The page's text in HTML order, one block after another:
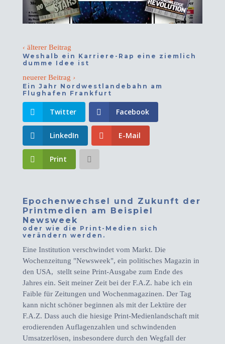
‹ älterer Beitrag
Weshalb ein Karriere-Rap eine ziemlich
dumme Idee ist
neuerer Beitrag ›
Ein Jahr Nordwestlandebahn am
Flughafen Frankfurt
Twitter Facebook
LinkedIn E-Mail
Print
Epochenwechsel und Zukunft der
Printmedien am Beispiel
Newsweek
oder wie die Print-Medien sich
verändern werden.
Eine Institution verschwindet vom Markt. Die
Wochenzeitung "Newsweek", ein politisches Magazin in
den USA, stellt seine Print-Ausgabe zum Ende des
Jahres ein. Seit meiner Zeit bei der F.A.Z. habe ich ein
Faible für Zeitungen und Wochenmagazinen. Der Tag
kann nicht schöner beginnen als mit der Lektüre der
F.A.Z. Dass auch die hiesige Print-Medienlandschaft mit
erodierenden Auflagenzahlen und schwindenden
Umsatzerlösen, insbesondere durch den Wegfall der